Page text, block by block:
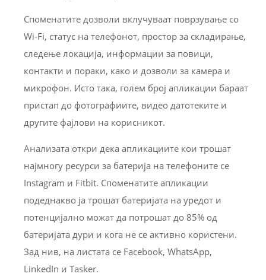
Споменатите дозволи вклучуваат поврзување со
Wi-Fi, статус на телефонот, простор за складирање,
следење локација, информации за повици,
контакти и пораки, како и дозволи за камера и
микрофон. Исто така, голем број апликации бараат
пристап до фотографиите, видео датотеките и
другите фајлови на корисникот.
Анализата откри дека апликациите кои трошат
најмногу ресурси за батерија на телефоните се
Instagram и Fitbit. Споменатите апликации
подеднакво ја трошат батеријата на уредот и
потенцијално можат да потрошат до 85% од
батеријата дури и кога не се активно користени.
Зад нив, на листата се Facebook, WhatsApp,
LinkedIn и Tasker.